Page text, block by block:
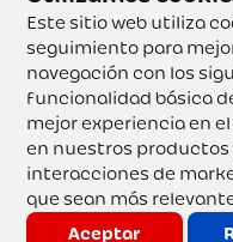
Este sitio web utiliza
seguimiento para
navegación con los
funcionalidad básica
mejor experiencia en
en nuestros productos
interacciones de
que sean más
Aceptar
Supertiendas y
Dirección de
Teléfono:
Copyright o